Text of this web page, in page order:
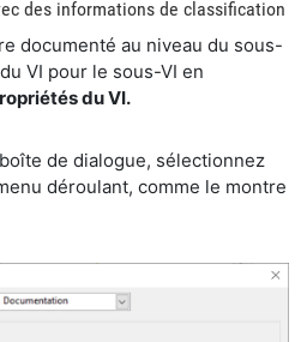
des informations de classification
documenté au niveau du sous-
VI pour le sous-VI en
du VI.
de dialogue, sélectionnez
déroulant, comme le montre